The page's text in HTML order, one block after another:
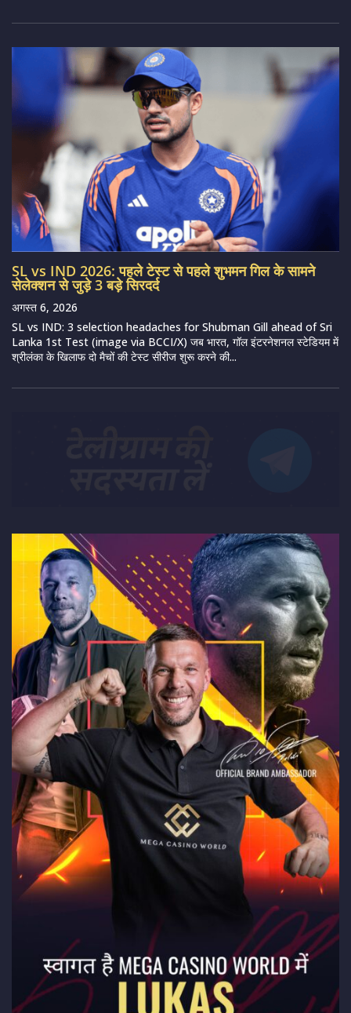
SL vs IND 2026: पहले टेस्ट से पहले शुभमन गिल के सामने
सेलेक्शन से जुड़े 3 बड़े सिरदर्द
अगस्त 6, 2026
SL vs IND: 3 selection headaches for Shubman Gill ahead of Sri
Lanka 1st Test (image via BCCI/X) जब भारत, गॉल इंटरनेशनल स्टेडियम में
श्रीलंका के खिलाफ दो मैचों की टेस्ट सीरीज शुरू करने की...